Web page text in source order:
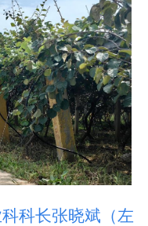
科长张晓斌（左